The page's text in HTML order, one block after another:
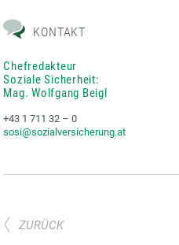
KONTAKT
Chefredakteur
Soziale Sicherheit:
Mag. Wolfgang Beigl
+43 1 711 32 – 0
sosi@sozialversicherung.at
ZURÜCK